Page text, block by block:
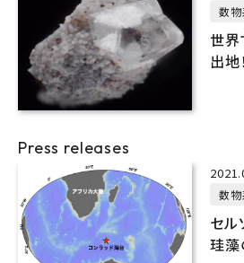
数
世界
出地
Press releases
数
セル
珪藻